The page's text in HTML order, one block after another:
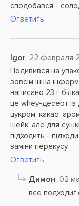
сподобався -
Ответить
Igor 22 февраля
Подивився на
зовсім інша
написано 23 г
це whey-десерт із
цукром, какао,
шейк, але для
підходить -
заміни перекусу.
Ответить
Димон 02
все